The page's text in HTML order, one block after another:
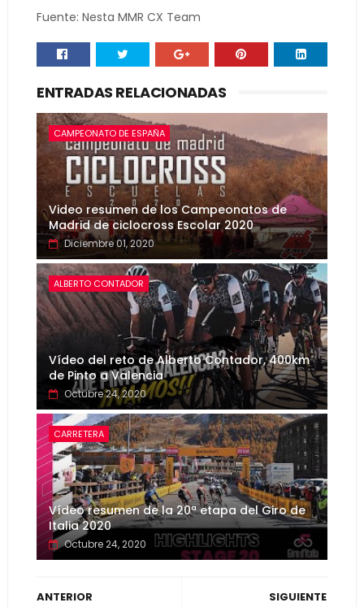
Fuente: Nesta MMR CX Team
ENTRADAS RELACIONADAS
CAMPEONATO DE ESPAÑA
Video resumen de los Campeonatos de
Madrid de ciclocross Escolar 2020
Diciembre 01, 2020
ALBERTO CONTADOR
Vídeo del reto de Alberto Contador, 400km
de Pinto a Valencia
Octubre 24, 2020
CARRETERA
Vídeo resumen de la 20ª etapa del Giro de
Italia 2020
Octubre 24, 2020
SIGUIENTE
ANTERIOR